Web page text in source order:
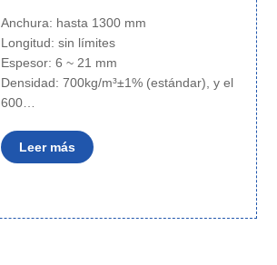
Anchura: hasta 1300 mm
Longitud: sin límites
Espesor: 6 ~ 21 mm
Densidad: 700kg/m³±1% (estándar), y el
600…
Leer más